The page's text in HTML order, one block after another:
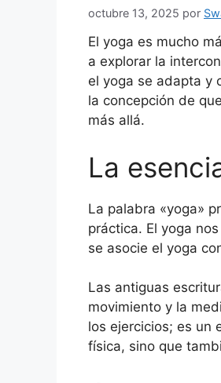
octubre 13, 2025 por
El yoga es mucho
a explorar la
el yoga se adapta y
la concepción de
más allá.
La
La palabra «yoga»
práctica. El yoga
se asocie el yoga
Las antiguas
movimiento y la
los ejercicios; es un
física, sino que